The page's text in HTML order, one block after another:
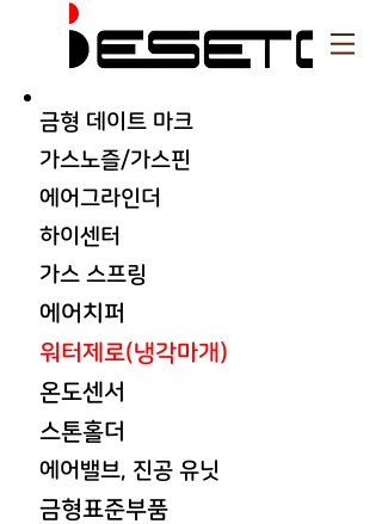
금형 데이트 마크
가스노즐/가스핀
에어그라인더
​하이센터
가스 스프링
에어치퍼
워터제로(냉각마개)
온도센서
스톤홀더
에어밸브, 진공 유닛
금형표준부품